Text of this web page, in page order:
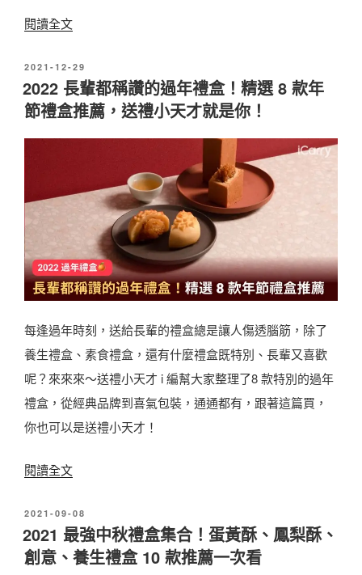
禮
盒
，
經
飯
店
禮
盒
看
這
篇
就
！
閱讀全文〈
2
0
2
3
灣
】
台
手
信
直
送
香
！
1
0
大
發
佈
於
2021-12-29
2022 長輩都稱讚的過年禮盒！精選 8 款年
節禮盒推薦，送禮小天才就是你！
每逢過年時刻，送給長輩的禮盒總是讓人傷透腦筋，除了
養生禮盒、素食禮盒，還有什麼禮盒既特別、長輩又喜歡
呢？來來來～送禮小天才 i 編幫大家整理了8 款特別的過年
禮盒，從經典品牌到喜氣包裝，通通都有，跟著這篇買，
你也可以是送禮小天才！
閱讀全文〈
0
2
2
發
於
2021-09-08
2021 最強中秋禮盒集合！蛋黃酥、鳳梨酥、
創意、養生禮盒 10 款推薦一次看